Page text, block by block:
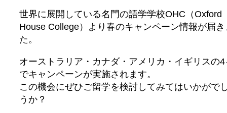
世界に展開している名門の語学学校OHC（Oxford
House College）より春のキャンペーン情報が届き
た。
オーストラリア・カナダ・アメリカ・イギリスの4
でキャンペーンが実施されます。
この機会にぜひご留学を検討してみてはいかがで
うか？